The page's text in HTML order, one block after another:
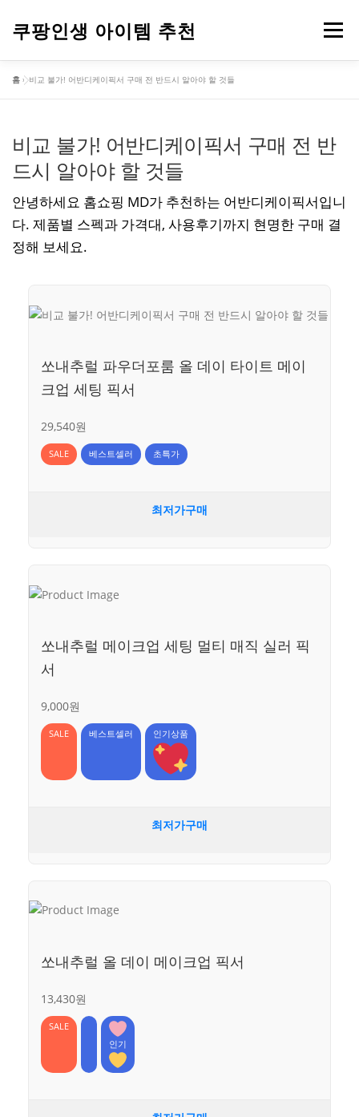
로
쿠팡인생 아이템 추천 메뉴
컴퓨터 기타
홈 »비교 불가! 어반디케이픽서 구매 전 반드시 알아야 할 것들
비교 불가! 어반디케이픽서 구매 전 반
드시 알아야 할 것들
안녕하세요 홈쇼핑 MD가 추천하는 어반디케이픽서입니
다. 제품별 스펙과 가격대, 사용후기까지 현명한 구매 결
정해 보세요.
쏘내추럴 파우더포룸 올 데이 타이트 메이
크업 세팅 픽서
29,540원
SALE 베스트셀러 초특가
최저가구매
쏘내추럴 메이크업 세팅 멀티 매직 실러 픽
서
9,000원
SALE 베스트셀러 인기상품
최저가구매
쏘내추럴 올 데이 메이크업 픽서
13,430원
SALE
인기